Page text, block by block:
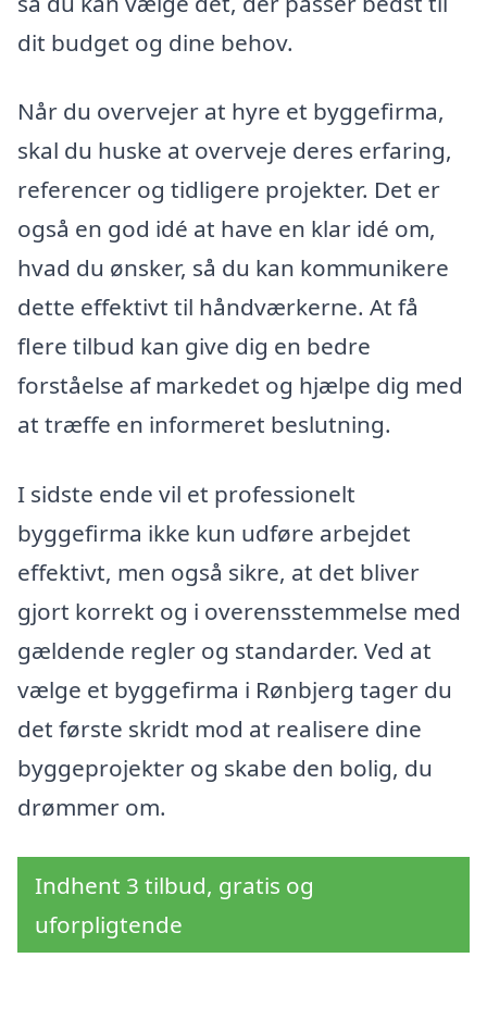
dit budget og dine behov.
Når du overvejer at hyre et byggefirma,
skal du huske at overveje deres erfaring,
referencer og tidligere projekter. Det er
også en god idé at have en klar idé om,
hvad du ønsker, så du kan kommunikere
dette effektivt til håndværkerne. At få
flere tilbud kan give dig en bedre
forståelse af markedet og hjælpe dig med
at træffe en informeret beslutning.
I sidste ende vil et professionelt
byggefirma ikke kun udføre arbejdet
effektivt, men også sikre, at det bliver
gjort korrekt og i overensstemmelse med
gældende regler og standarder. Ved at
vælge et byggefirma i Rønbjerg tager du
det første skridt mod at realisere dine
byggeprojekter og skabe den bolig, du
drømmer om.
Indhent 3 tilbud, gratis og
uforpligtende